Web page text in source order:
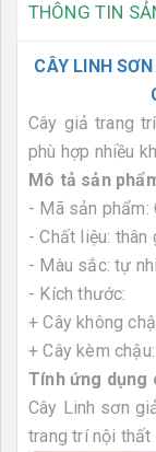
THÔNG TIN
CÂY LINH
Cây giả trang
phù hợp nhiều
Mô tả sản
- Mã sản phẩm:
- Chất liệu: thân
- Màu sắc: tự
- Kích thước:
+ Cây không
+ Cây kèm
Tính ứng dụng
Cây Linh sơn
trang trí nội thất